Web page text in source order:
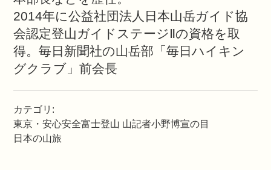
2014年に公益社団法人日本山岳ガイド協
会認定登山ガイドステージⅡの資格を取
得。毎日新聞社の山岳部「毎日ハイキン
グクラブ」前会長
カテゴリ :
東京・安心安全富士登山 山記者小野博宣の目
日本の山旅